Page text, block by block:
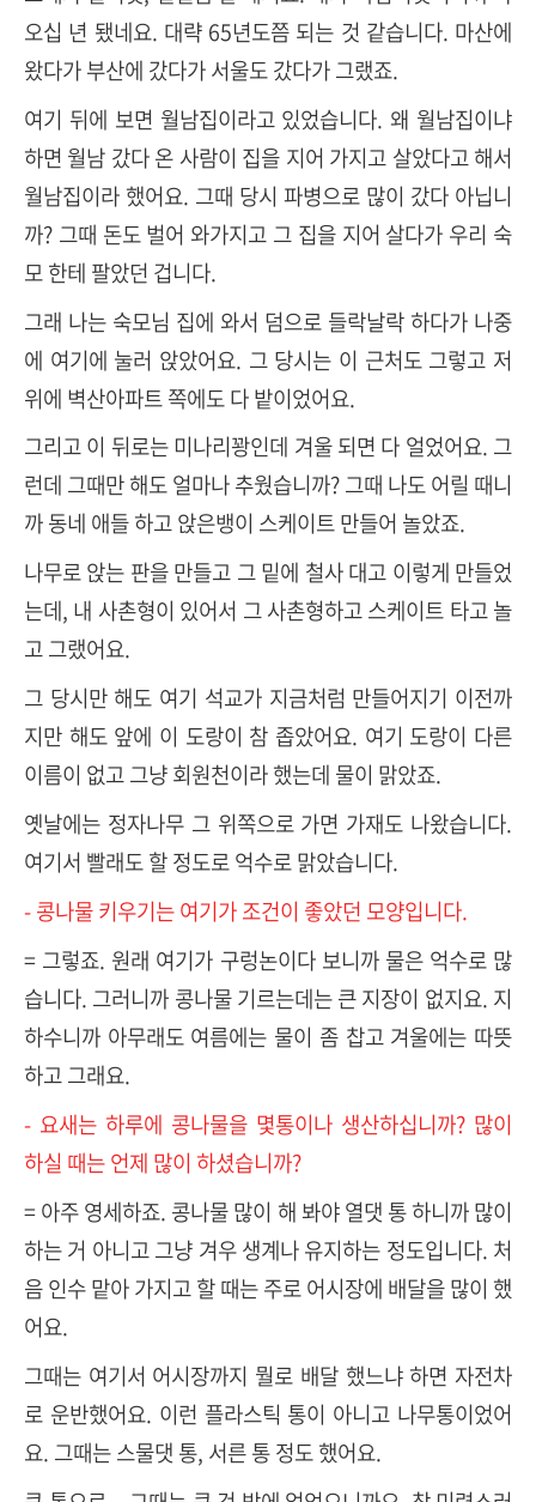
오십 년 됐네요. 대략 65년도쯤 되는 것 같습니다. 마산에
왔다가 부산에 갔다가 서울도 갔다가 그랬죠.
여기 뒤에 보면 월남집이라고 있었습니다. 왜 월남집이냐
하면 월남 갔다 온 사람이 집을 지어 가지고 살았다고 해서
월남집이라 했어요. 그때 당시 파병으로 많이 갔다 아닙니
까? 그때 돈도 벌어 와가지고 그 집을 지어 살다가 우리 숙
모 한테 팔았던 겁니다.
그래 나는 숙모님 집에 와서 덤으로 들락날락 하다가 나중
에 여기에 눌러 앉았어요. 그 당시는 이 근처도 그렇고 저
위에 벽산아파트 쪽에도 다 밭이었어요.
그리고 이 뒤로는 미나리꽝인데 겨울 되면 다 얼었어요. 그
런데 그때만 해도 얼마나 추웠습니까? 그때 나도 어릴 때니
까 동네 애들 하고 앉은뱅이 스케이트 만들어 놀았죠.
나무로 앉는 판을 만들고 그 밑에 철사 대고 이렇게 만들었
는데, 내 사촌형이 있어서 그 사촌형하고 스케이트 타고 놀
고 그랬어요.
그 당시만 해도 여기 석교가 지금처럼 만들어지기 이전까
지만 해도 앞에 이 도랑이 참 좁았어요. 여기 도랑이 다른
이름이 없고 그냥 회원천이라 했는데 물이 맑았죠.
옛날에는 정자나무 그 위쪽으로 가면 가재도 나왔습니다.
여기서 빨래도 할 정도로 억수로 맑았습니다.
- 콩나물 키우기는 여기가 조건이 좋았던 모양입니다.
= 그렇죠. 원래 여기가 구렁논이다 보니까 물은 억수로 많
습니다. 그러니까 콩나물 기르는데는 큰 지장이 없지요. 지
하수니까 아무래도 여름에는 물이 좀 찹고 겨울에는 따뜻
하고 그래요.
- 요새는 하루에 콩나물을 몇통이나 생산하십니까? 많이
하실 때는 언제 많이 하셨습니까?
= 아주 영세하죠. 콩나물 많이 해 봐야 열댓 통 하니까 많이
하는 거 아니고 그냥 겨우 생계나 유지하는 정도입니다. 처
음 인수 맡아 가지고 할 때는 주로 어시장에 배달을 많이 했
어요.
그때는 여기서 어시장까지 뭘로 배달 했느냐 하면 자전차
로 운반했어요. 이런 플라스틱 통이 아니고 나무통이었어
요. 그때는 스물댓 통, 서른 통 정도 했어요.